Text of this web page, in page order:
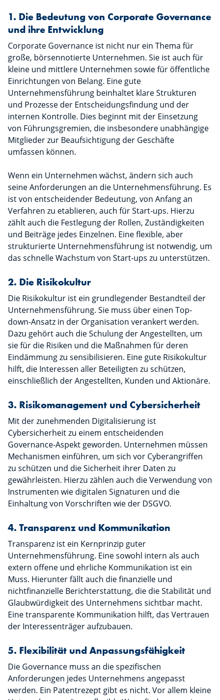
1. Die Bedeutung von Corporate Governance
und ihre Entwicklung
Corporate Governance ist nicht nur ein Thema für
große, börsennotierte Unternehmen. Sie ist auch für
kleine und mittlere Unternehmen sowie für öffentliche
Einrichtungen von Belang. Eine gute
Unternehmensführung beinhaltet klare Strukturen
und Prozesse der Entscheidungsfindung und der
internen Kontrolle. Dies beginnt mit der Einsetzung
von Führungsgremien, die insbesondere unabhängige
Mitglieder zur Beaufsichtigung der Geschäfte
umfassen können.
Wenn ein Unternehmen wächst, ändern sich auch
seine Anforderungen an die Unternehmensführung. Es
ist von entscheidender Bedeutung, von Anfang an
Verfahren zu etablieren, auch für Start-ups. Hierzu
zählt auch die Festlegung der Rollen, Zuständigkeiten
und Beiträge jedes Einzelnen. Eine flexible, aber
strukturierte Unternehmensführung ist notwendig, um
das schnelle Wachstum von Start-ups zu unterstützen.
2. Die Risikokultur
Die Risikokultur ist ein grundlegender Bestandteil der
Unternehmensführung. Sie muss über einen Top-
down-Ansatz in der Organisation verankert werden.
Dazu gehört auch die Schulung der Angestellten, um
sie für die Risiken und die Maßnahmen für deren
Eindämmung zu sensibilisieren. Eine gute Risikokultur
hilft, die Interessen aller Beteiligten zu schützen,
einschließlich der Angestellten, Kunden und Aktionäre.
3. Risikomanagement und Cybersicherheit
Mit der zunehmenden Digitalisierung ist
Cybersicherheit zu einem entscheidenden
Governance-Aspekt geworden. Unternehmen müssen
Mechanismen einführen, um sich vor Cyberangriffen
zu schützen und die Sicherheit ihrer Daten zu
gewährleisten. Hierzu zählen auch die Verwendung von
Instrumenten wie digitalen Signaturen und die
Einhaltung von Vorschriften wie der DSGVO.
4. Transparenz und Kommunikation
Transparenz ist ein Kernprinzip guter
Unternehmensführung. Eine sowohl intern als auch
extern offene und ehrliche Kommunikation ist ein
Muss. Hierunter fällt auch die finanzielle und
nichtfinanzielle Berichterstattung, die die Stabilität und
Glaubwürdigkeit des Unternehmens sichtbar macht.
Eine transparente Kommunikation hilft, das Vertrauen
der Interessenträger aufzubauen.
5. Flexibilität und Anpassungsfähigkeit
Die Governance muss an die spezifischen
Anforderungen jedes Unternehmens angepasst
werden. Ein Patentrezept gibt es nicht. Vor allem kleine